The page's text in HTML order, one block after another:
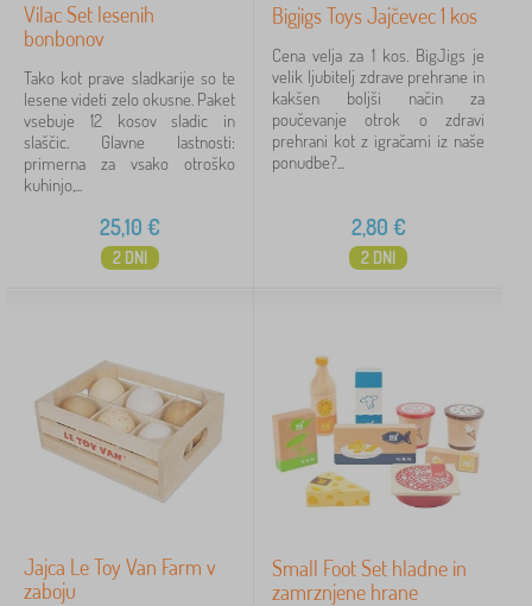
Vilac Set lesenih
bonbonov
Tako kot prave sladkarije so te
lesene videti zelo okusne. Paket
vsebuje 12 kosov sladic in
slaščic. Glavne lastnosti:
primerna za vsako otroško
kuhinjo,...
25,10 €
2 DNI
Bigjigs Toys Jajčevec 1 kos
Cena velja za 1 kos. BigJigs je
velik ljubitelj zdrave prehrane in
kakšen boljši način za
poučevanje otrok o zdravi
prehrani kot z igračami iz naše
ponudbe?...
2,80 €
2 DNI
Jajca Le Toy Van Farm v
zaboju
Small Foot Set hladne in
zamrznjene hrane